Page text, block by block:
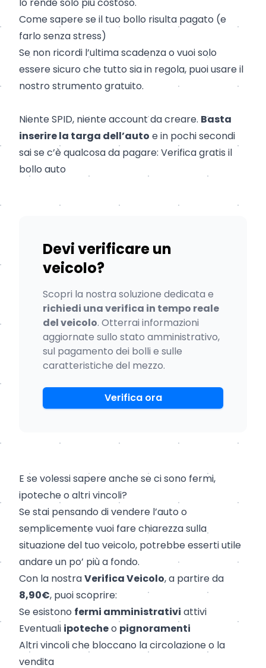
Come sapere se il tuo bollo risulta pagato (e
farlo senza stress)
Se non ricordi l’ultima scadenza o vuoi solo
essere sicuro che tutto sia in regola, puoi usare il
nostro strumento gratuito.
Niente SPID, niente account da creare. Basta
inserire la targa dell’auto e in pochi secondi
sai se c’è qualcosa da pagare: Verifica gratis il
bollo auto
Devi verificare un
veicolo?
Scopri la nostra soluzione dedicata e
richiedi una verifica in tempo reale
del veicolo. Otterrai informazioni
aggiornate sullo stato amministrativo,
sul pagamento dei bolli e sulle
caratteristiche del mezzo.
Verifica ora
E se volessi sapere anche se ci sono fermi,
ipoteche o altri vincoli?
Se stai pensando di vendere l’auto o
semplicemente vuoi fare chiarezza sulla
situazione del tuo veicolo, potrebbe esserti utile
andare un po’ più a fondo.
Con la nostraVerifica Veicolo, a partire da
8,90€, puoi scoprire:
Se esistono fermi amministrativi attivi
Eventuali ipotecheo pignoramenti
Altri vincoli che bloccano la circolazione o la
vendita